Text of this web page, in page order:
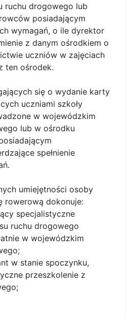
ruchu drogowego lub
posiadającym
wymagań, o ile dyrektor
z danym ośrodkiem o
uczniów w zajęciach
ten ośrodek.
się o wydanie karty
uczniami szkoły
w wojewódzkim
lub w ośrodku
spełnienie
umiejętności osoby
rowerową dokonuje:
specjalistyczne
ruchu drogowego
w wojewódzkim
w stanie spoczynku,
przeszkolenie z